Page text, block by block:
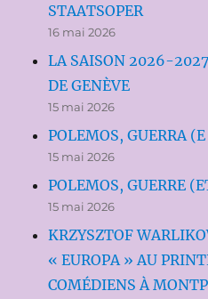
STAATSOPER
16 mai 2026
LA SAISON 2026-
DE GENÈVE
15 mai 2026
POLEMOS, GUERRA
15 mai 2026
POLEMOS, GUERRE
15 mai 2026
KRZYSZTOF
« EUROPA » AU
COMÉDIENS À